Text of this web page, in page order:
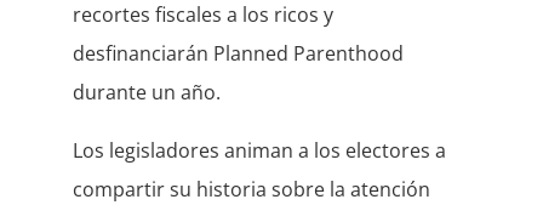
recortes fiscales a los ricos y
desfinanciarán Planned Parenthood
durante un año.
Los legisladores animan a los electores a
compartir su historia sobre la atención